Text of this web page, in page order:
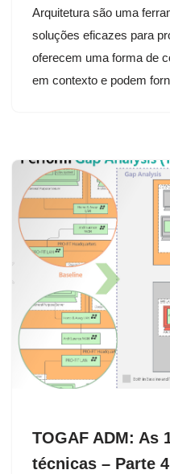
Arquitetura são uma
soluções eficazes para
oferecem uma forma de
em contexto e podem
TOGAF ADM: As
técnicas – Parte